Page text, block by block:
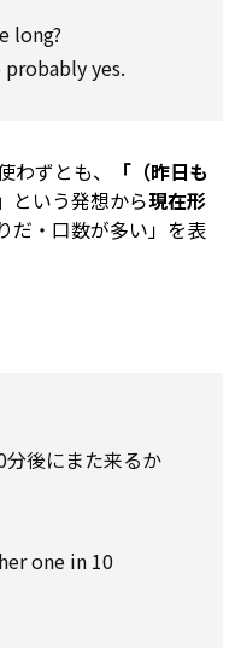
long?
probably yes.
ずとも、
「（昨日も
という発想から現在形
だ・口数が多い」を表
分後にまた来るか
one in 10